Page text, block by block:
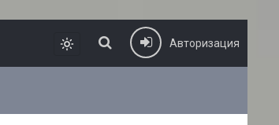
Авторизация